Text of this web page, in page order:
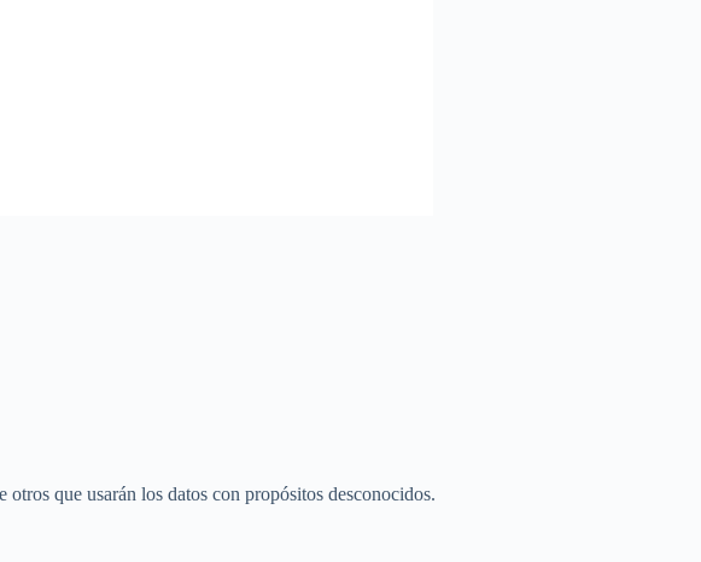
que usarán los datos con propósitos desconocidos.